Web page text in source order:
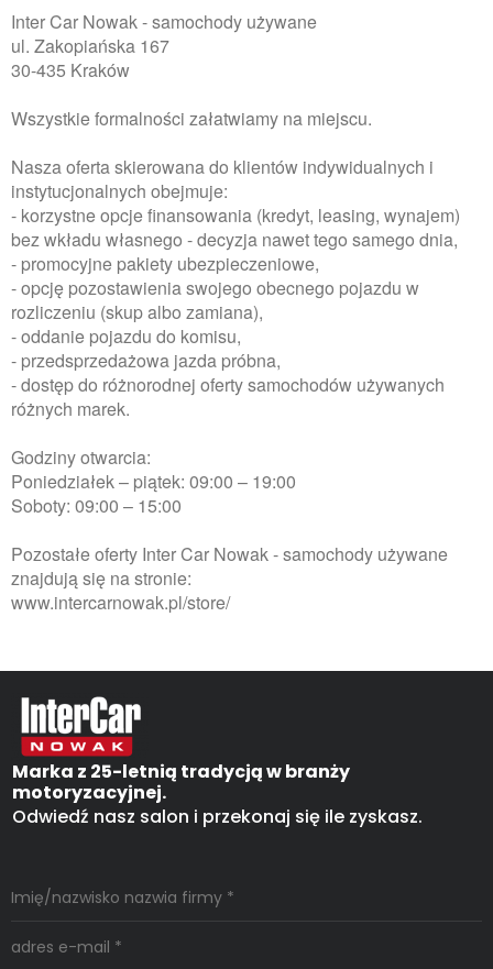
Inter Car Nowak - samochody używane
ul. Zakopiańska 167
30-435 Kraków
Wszystkie formalności załatwiamy na miejscu.
Nasza oferta skierowana do klientów indywidualnych i
instytucjonalnych obejmuje:
- korzystne opcje finansowania (kredyt, leasing, wynajem)
bez wkładu własnego - decyzja nawet tego samego dnia,
- promocyjne pakiety ubezpieczeniowe,
- opcję pozostawienia swojego obecnego pojazdu w
rozliczeniu (skup albo zamiana),
- oddanie pojazdu do komisu,
- przedsprzedażowa jazda próbna,
- dostęp do różnorodnej oferty samochodów używanych
różnych marek.
Godziny otwarcia:
Poniedziałek – piątek: 09:00 – 19:00
Soboty: 09:00 – 15:00
Pozostałe oferty Inter Car Nowak - samochody używane
znajdują się na stronie:
www.intercarnowak.pl/store/
Marka z 25-letnią tradycją w branży
motoryzacyjnej.
Odwiedź nasz salon i przekonaj się ile zyskasz.